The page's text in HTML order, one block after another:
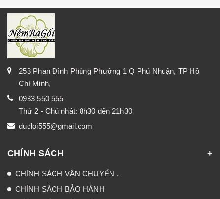
258 Phan Đình Phùng Phường 1 Q Phú Nhuận, TP Hồ
Chí Minh,
0933 550 555
Thứ 2 - Chủ nhật: 8h30 đến 21h30
ducloi555@gmail.com
CHÍNH SÁCH
CHÍNH SÁCH VẬN CHUYỂN .
CHÍNH SÁCH BẢO HÀNH